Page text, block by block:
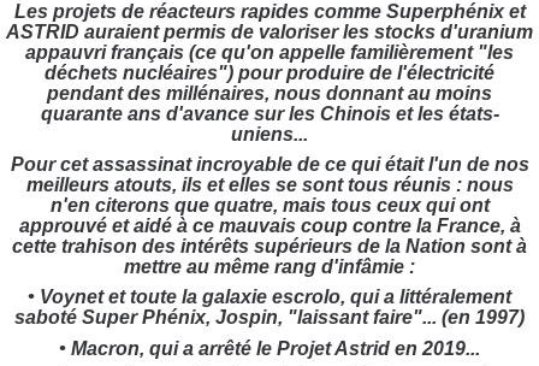
Les projets de réacteurs rapides comme Superphénixet
ASTRID auraient permis de valoriser les stocks d'uranium
appauvri français (ce qu'on appelle familièrement "les
déchets nucléaires") pour produire de l'électricité
pendant des millénaires, nous donnant au moins
quarante ans d'avance sur les Chinois et les états-
uniens...
Pour cet assassinat incroyable de ce qui était l'un de nos
meilleurs atouts, ils et elles se sont tous réunis : nous
n'en citerons que quatre, mais tous ceux qui ont
approuvé et aidé à ce mauvais coup contre la France, à
cette trahison des intérêts supérieurs de la Nation sont à
mettre au même rang d'infâmie :
• Voynet et toute la galaxie escrolo, qui a littéralement
saboté Super Phénix, Jospin, "laissant faire"... (en 1997)
• Macron, qui a arrêté le Projet Astrid en 2019...